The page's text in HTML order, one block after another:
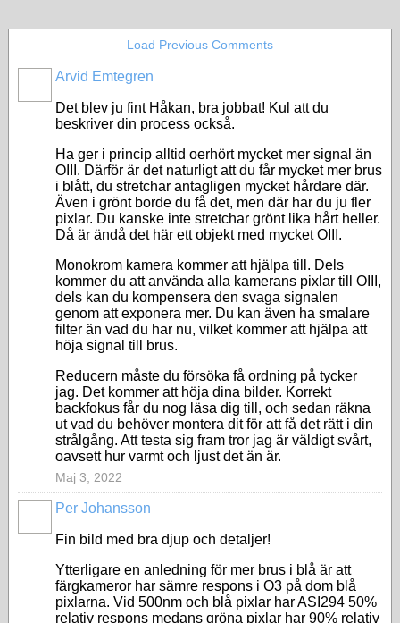
Load Previous Comments
Arvid Emtegren
Det blev ju fint Håkan, bra jobbat! Kul att du
beskriver din process också.
Ha ger i princip alltid oerhört mycket mer signal än
OIII. Därför är det naturligt att du får mycket mer brus
i blått, du stretchar antagligen mycket hårdare där.
Även i grönt borde du få det, men där har du ju fler
pixlar. Du kanske inte stretchar grönt lika hårt heller.
Då är ändå det här ett objekt med mycket OIII.
Monokrom kamera kommer att hjälpa till. Dels
kommer du att använda alla kamerans pixlar till OIII,
dels kan du kompensera den svaga signalen
genom att exponera mer. Du kan även ha smalare
filter än vad du har nu, vilket kommer att hjälpa att
höja signal till brus.
Reducern måste du försöka få ordning på tycker
jag. Det kommer att höja dina bilder. Korrekt
backfokus får du nog läsa dig till, och sedan räkna
ut vad du behöver montera dit för att få det rätt i din
strålgång. Att testa sig fram tror jag är väldigt svårt,
oavsett hur varmt och ljust det än är.
Maj 3, 2022
Per Johansson
Fin bild med bra djup och detaljer!
Ytterligare en anledning för mer brus i blå är att
färgkameror har sämre respons i O3 på dom blå
pixlarna. Vid 500nm och blå pixlar har ASI294 50%
relativ respons medans gröna pixlar har 90% relativ